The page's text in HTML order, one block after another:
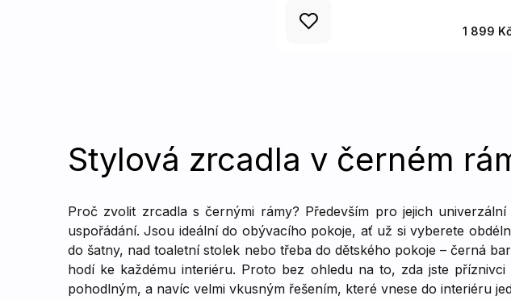
1 899
Stylová zrcadla v černém
Proč zvolit zrcadla s černými rámy? Především pro jejich
uspořádání. Jsou ideální do obývacího pokoje, ať už si vyberete
do šatny, nad toaletní stolek nebo třeba do dětského pokoje – černá
hodí ke každému interiéru. Proto bez ohledu na to, zda jste
pohodlným, a navíc velmi vkusným řešením, které vnese do interiéru